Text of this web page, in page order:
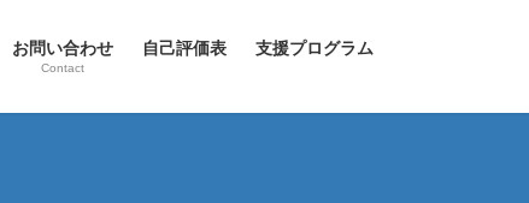
お問い合わせ
Contact
自己評価表 支援プログラム